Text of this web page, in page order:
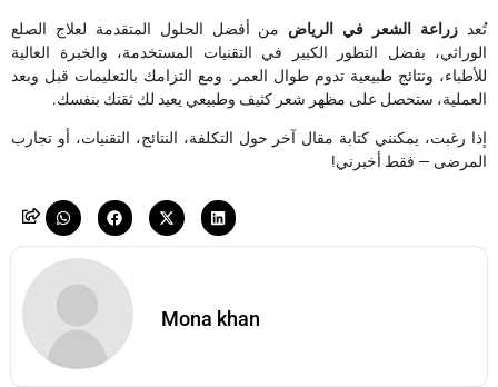
تُعد زراعة الشعر في الرياض من أفضل الحلول المتقدمة لعلاج الصلع
الوراثي، بفضل التطور الكبير في التقنيات المستخدمة، والخبرة العالية
للأطباء، ونتائج طبيعية تدوم طوال العمر. ومع التزامك بالتعليمات قبل وبعد
العملية، ستحصل على مظهر شعر كثيف وطبيعي يعيد لك ثقتك بنفسك.
إذا رغبت، يمكنني كتابة مقال آخر حول التكلفة، النتائج، التقنيات، أو تجارب
المرضى — فقط أخبرني!
Mona khan